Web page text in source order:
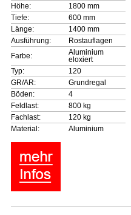
Höhe:
1800 mm
Tiefe:
600 mm
Länge:
1400 mm
Ausführung:
Rostauflagen
Farbe:
Aluminium
eloxiert
Typ:
120
GR/AR:
Grundregal
Böden:
4
Feldlast:
800 kg
Fachlast:
120 kg
Material:
Aluminium